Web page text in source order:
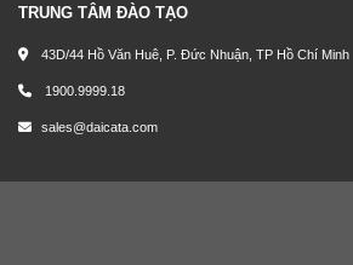
TRUNG TÂM ĐÀO TẠO
43D/44 Hồ Văn Huê, P. Đức Nhuận, TP Hồ Chí Minh
1900.9999.18
sales@daicata.com